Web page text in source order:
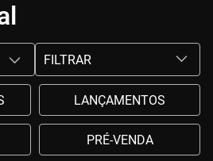
FILTRAR
LANÇAMENTOS
PRÉ-VENDA